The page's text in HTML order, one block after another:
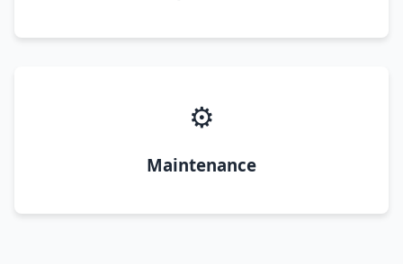
⚙️
Maintenance